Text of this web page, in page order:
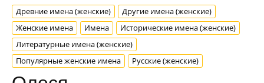
Древние имена (женские)
Другие имена (женские)
Женские имена
Имена
Исторические имена (женские)
Литературные имена (женские)
Популярные женские имена
Русские (женские)